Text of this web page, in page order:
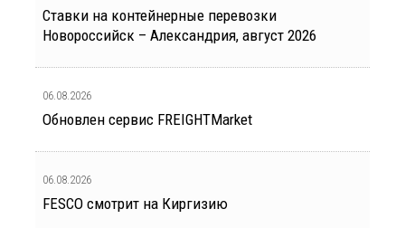
Ставки на контейнерные перевозки
Новороссийск – Александрия, август 2026
06.08.2026
Обновлен сервис FREIGHTMarket
06.08.2026
FESCO смотрит на Киргизию